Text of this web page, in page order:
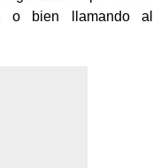
o bien llamando al